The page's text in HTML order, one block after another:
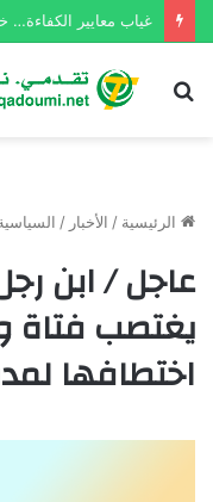
غياب معايير الكفاءة…
بحث
الرئيسية / الأخبار /
عاجل / ابن
يغتصب فتاة
اختطافها لمدة 24